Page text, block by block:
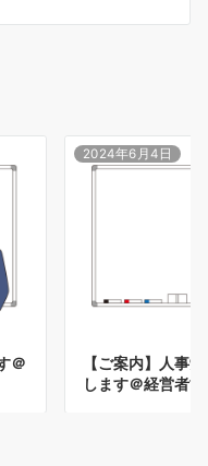
＠
2024年6月4日
【ご案内】人事
します＠経営者